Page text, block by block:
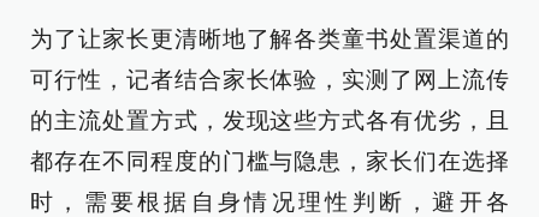
为了让家长更清晰地了解各类童书处置渠道的
可行性，记者结合家长体验，实测了网上流传
的主流处置方式，发现这些方式各有优劣，且
都存在不同程度的门槛与隐患，家长们在选择
时，需要根据自身情况理性判断，避开各